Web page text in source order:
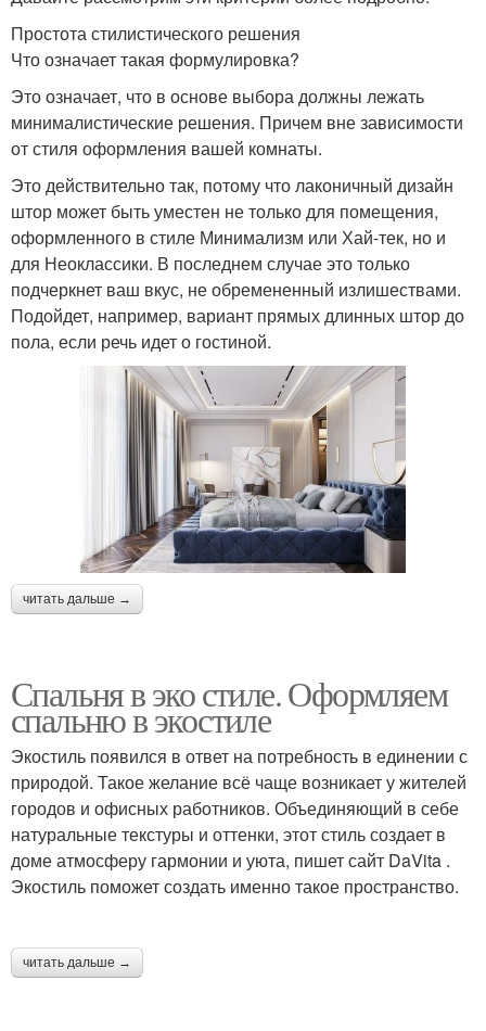
Простота стилистического решения
Что означает такая формулировка?
Это означает, что в основе выбора должны лежать
минималистические решения. Причем вне зависимости
от стиля оформления вашей комнаты.
Это действительно так, потому что лаконичный дизайн
штор может быть уместен не только для помещения,
оформленного в стиле Минимализм или Хай-тек, но и
для Неоклассики. В последнем случае это только
подчеркнет ваш вкус, не обремененный излишествами.
Подойдет, например, вариант прямых длинных штор до
пола, если речь идет о гостиной.
читать дальше →
Спальня в эко стиле. Оформляем
спальню в экостиле
Экостиль появился в ответ на потребность в единении с
природой. Такое желание всё чаще возникает у жителей
городов и офисных работников. Объединяющий в себе
натуральные текстуры и оттенки, этот стиль создает в
доме атмосферу гармонии и уюта, пишет сайт DaVita .
Экостиль поможет создать именно такое пространство.
читать дальше →